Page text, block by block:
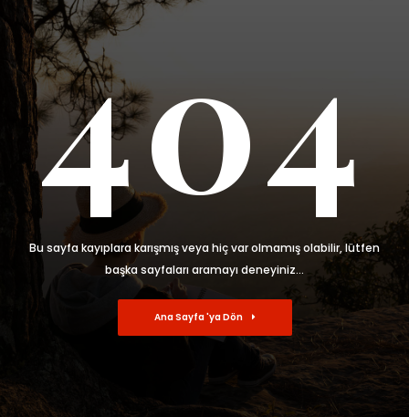
404
Bu sayfa kayıplara karışmış veya hiç var olmamış olabilir, lütfen
başka sayfaları aramayı deneyiniz...
Ana Sayfa 'ya Dön